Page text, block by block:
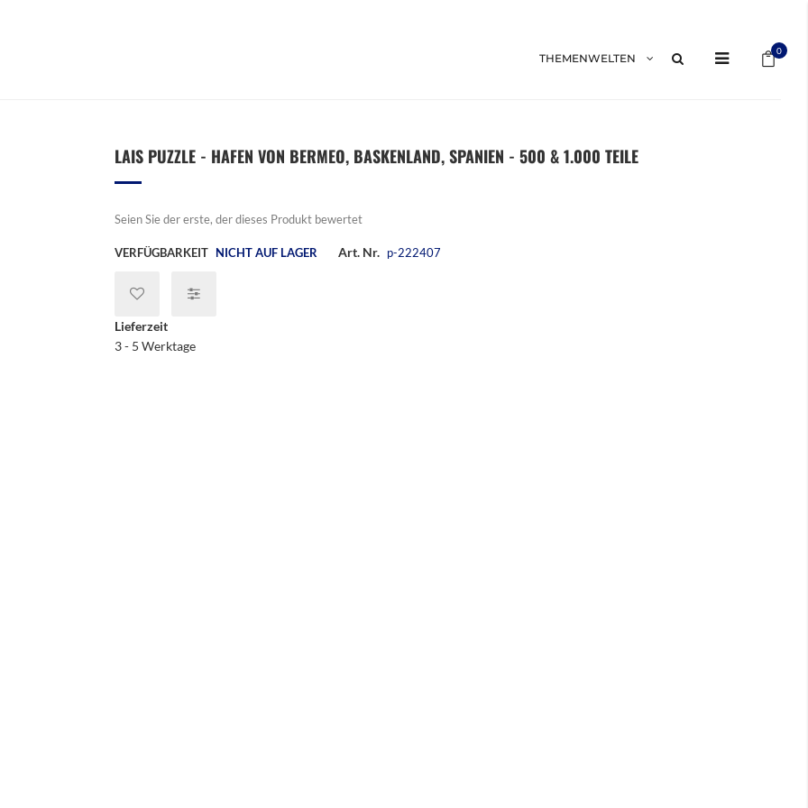
0
THEMENWELTEN
LAIS PUZZLE - HAFEN VON BERMEO, BASKENLAND, SPANIEN - 500 & 1.000 TEILE
Seien Sie der erste, der dieses Produkt bewertet
VERFÜGBARKEIT NICHT AUF LAGER Art. Nr. p-222407
Lieferzeit
3 - 5 Werktage